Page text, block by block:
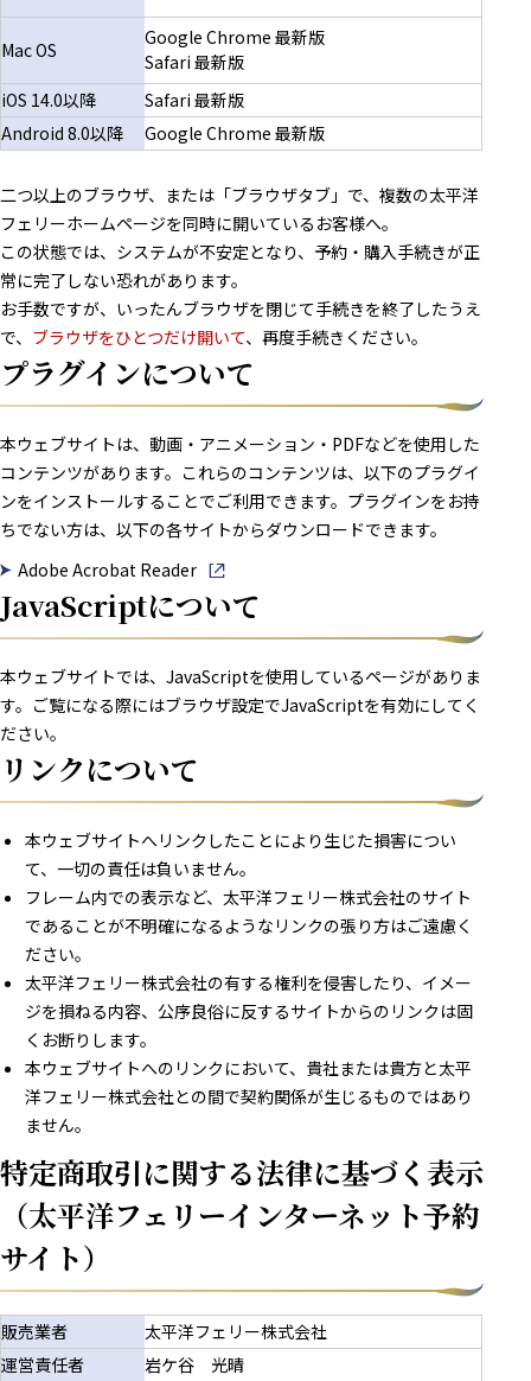
Mac OS
Google Chrome 最新版
Safari 最新版
iOS 14.0以降
Safari 最新版
Android 8.0以降
Google Chrome 最新版
二つ以上のブラウザ、または「ブラウザタブ」で、複数の太平洋
フェリーホームページを同時に開いているお客様へ。
この状態では、システムが不安定となり、予約・購入手続きが正
常に完了しない恐れがあります。
お手数ですが、いったんブラウザを閉じて手続きを終了したうえ
で、 ブラウザをひとつだけ開いて、再度手続きください。
プラグインについて
本ウェブサイトは、動画・アニメーション・PDFなどを使用した
コンテンツがあります。これらのコンテンツは、以下のプラグイ
ンをインストールすることでご利用できます。プラグインをお持
ちでない方は、以下の各サイトからダウンロードできます。
Adobe Acrobat Reader 別窓で開きます
JavaScriptについて
本ウェブサイトでは、JavaScriptを使用しているページがありま
す。ご覧になる際にはブラウザ設定でJavaScriptを有効にしてく
ださい。
リンクについて
本ウェブサイトへリンクしたことにより生じた損害につい
て、一切の責任は負いません。
フレーム内での表示など、太平洋フェリー株式会社のサイト
であることが不明確になるようなリンクの張り方はご遠慮く
ださい。
太平洋フェリー株式会社の有する権利を侵害したり、イメー
ジを損ねる内容、公序良俗に反するサイトからのリンクは固
くお断りします。
本ウェブサイトへのリンクにおいて、貴社または貴方と太平
洋フェリー株式会社との間で契約関係が生じるものではあり
ません。
特定商取引に関する法律に基づく表示
（太平洋フェリーインターネット予約
サイト）
販売業者
太平洋フェリー株式会社
運営責任者
岩ケ谷 光晴